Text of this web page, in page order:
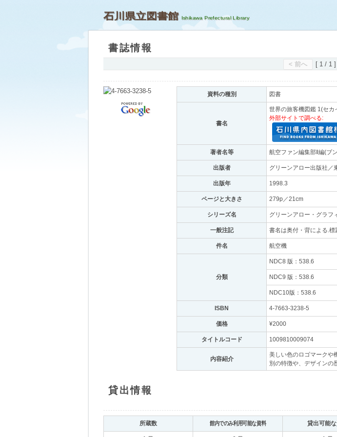
石川県立図書館
書誌情報
< 前へ [ 1 / 1
資料の種別 図書
書名
世界の旅客機図鑑 1(セカ
外部サイトで調べる:
著者名等 航空ファン編集部‖編(ブ
出版者 グリーンアロー出版社／
出版年 1998.3
ページと大きさ 279p／21cm
シリーズ名 グリーンアロー・グラフ
一般注記 書名は奥付・背による.
件名 航空機
分類
NDC8 版：538.6
NDC9 版：538.6
NDC10版：538.6
ISBN 4-7663-3238-5
価格 ¥2000
タイトルコード 1009810009074
内容紹介
美しい色のロゴマークや
別の特徴や、デザインの
貸出情報
所蔵数 館内でのみ利用可能な資料 貸出可能